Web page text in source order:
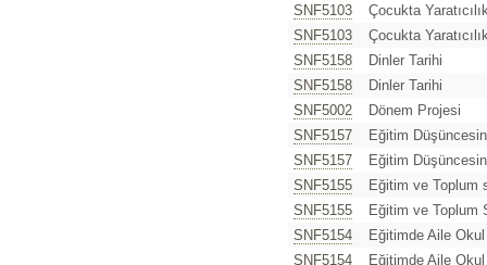
SNF5103
Çocukta
SNF5103
Çocukta
SNF5158
Dinler Tarihi
SNF5158
Dinler Tarihi
SNF5002
Dönem Projesi
SNF5157
Eğitim
SNF5157
Eğitim
SNF5155
Eğitim ve Toplum
SNF5155
Eğitim ve Toplum
SNF5154
Eğitimde Aile
SNF5154
Eğitimde Aile